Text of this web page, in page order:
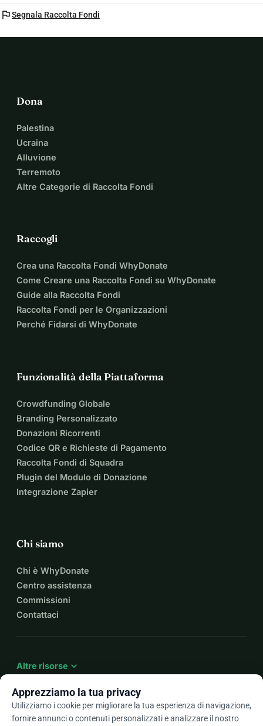
flagSegnala Raccolta Fondi
Dona
Palestina
Ucraina
Alluvione
Terremoto
Altre Categorie di Raccolta Fondi
Raccogli
Crea una Raccolta Fondi WhyDonate
Come Creare una Raccolta Fondi su WhyDonate
Guide alla Raccolta Fondi
Raccolta Fondi per le Organizzazioni
Perché Fidarsi di WhyDonate
Funzionalità della Piattaforma
Crowdfunding Globale
Branding Personalizzato
Donazioni Ricorrenti
Codice QR e Richieste di Pagamento
Raccolta Fondi di Squadra
Plugin del Modulo di Donazione
Integrazione Zapier
Chi siamo
Chi è WhyDonate
Centro assistenza
Commissioni
Contattaci
Altre risorse expand_more
Apprezziamo la tua privacy
Utilizziamo i cookie per migliorare la tua esperienza di navigazione,
fornire annunci o contenuti personalizzati e analizzare il nostro